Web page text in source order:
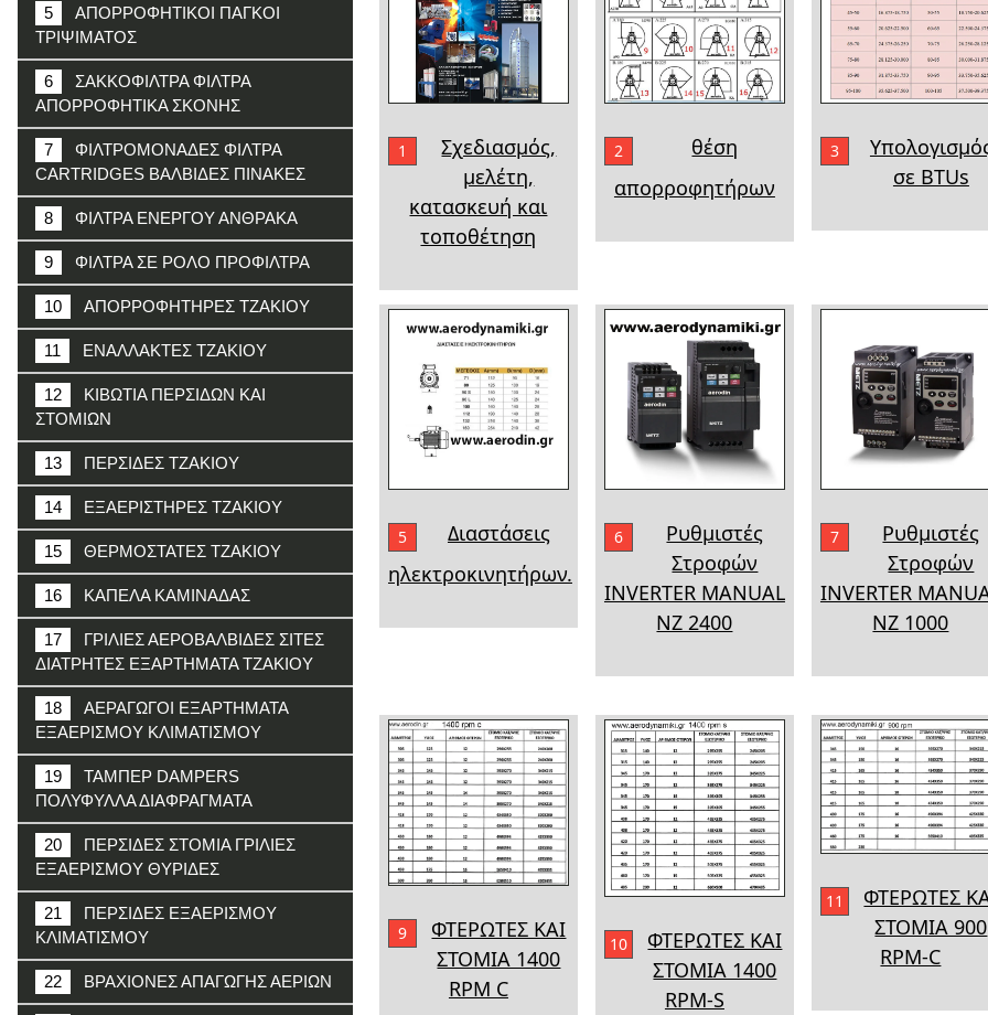
5
ΑΠΟΡΡΟΦΗΤΙΚΟΙ ΠΑΓΚΟΙ
ΤΡΙΨΙΜΑΤΟΣ
6
ΣΑΚΚΟΦΙΛΤΡΑ ΦΙΛΤΡΑ
ΑΠΟΡΡΟΦΗΤΙΚΑ ΣΚΟΝΗΣ
7
ΦΙΛΤΡΟΜΟΝΑΔΕΣ ΦΙΛΤΡΑ
CARTRIDGES ΒΑΛΒΙΔΕΣ ΠΙΝΑΚΕΣ
8 ΦΙΛΤΡΑ ΕΝΕΡΓΟΥ ΑΝΘΡΑΚΑ
9 ΦΙΛΤΡΑ ΣΕ ΡΟΛΟ ΠΡΟΦΙΛΤΡΑ
10 ΑΠΟΡΡΟΦΗΤΗΡΕΣ ΤΖΑΚΙΟΥ
11 ΕΝΑΛΛΑΚΤΕΣ ΤΖΑΚΙΟΥ
12
ΚΙΒΩΤΙΑ ΠΕΡΣΙΔΩΝ ΚΑΙ
ΣΤΟΜΙΩΝ
13 ΠΕΡΣΙΔΕΣ ΤΖΑΚΙΟΥ
14 ΕΞΑΕΡΙΣΤΗΡΕΣ ΤΖΑΚΙΟΥ
15 ΘΕΡΜΟΣΤΑΤΕΣ ΤΖΑΚΙΟΥ
16 ΚΑΠΕΛΑ ΚΑΜΙΝΑΔΑΣ
17
ΓΡΙΛΙΕΣ ΑΕΡΟΒΑΛΒΙΔΕΣ ΣΙΤΕΣ
ΔΙΑΤΡΗΤΕΣ ΕΞΑΡΤΗΜΑΤΑ ΤΖΑΚΙΟΥ
18
ΑΕΡΑΓΩΓΟΙ ΕΞΑΡΤΗΜΑΤΑ
ΕΞΑΕΡΙΣΜΟΥ ΚΛΙΜΑΤΙΣΜΟΥ
19
ΤΑΜΠΕΡ DAMPERS
ΠΟΛΥΦΥΛΛΑ ΔΙΑΦΡΑΓΜΑΤΑ
20
ΠΕΡΣΙΔΕΣ ΣΤΟΜΙΑ ΓΡΙΛΙΕΣ
ΕΞΑΕΡΙΣΜΟΥ ΘΥΡΙΔΕΣ
21
ΠΕΡΣΙΔΕΣ ΕΞΑΕΡΙΣΜΟΥ
ΚΛΙΜΑΤΙΣΜΟΥ
22 ΒΡΑΧΙΟΝΕΣ ΑΠΑΓΩΓΗΣ ΑΕΡΙΩΝ
1
Σχεδιασμός,
μελέτη,
κατασκευή και
τοποθέτηση
2
θέση
απορροφητήρων
3
σε BTUs
5
Διαστάσεις
ηλεκτροκινητήρων.
6
Ρυθμιστές
Στροφών
INVERTER MANUAL
NZ 2400
7
Ρυθμιστές
Στροφών
INVERTER
NZ 1000
9
ΦΤΕΡΩΤΕΣ ΚΑΙ
ΣΤΟΜΙΑ 1400
RPM C
10
ΦΤΕΡΩΤΕΣ ΚΑΙ
ΣΤΟΜΙΑ 1400
RPM-S
11
ΦΤΕΡΩΤΕΣ
ΣΤΟΜΙΑ 900
RPM-C